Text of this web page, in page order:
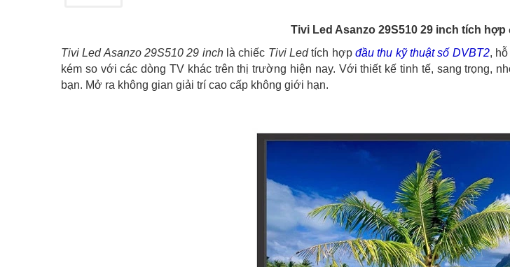
Tivi Led Asanzo 29S510 29 inch tích hợp
Tivi Led Asanzo 29S510 29 inchlà chiếc Tivi Ledtích hợpđầu thu kỹ thuật số DVBT2,
kém so với các dòng TV khác trên thị trường hiện nay. Với thiết kế tinh tế, sang trọng,
bạn. Mở ra không gian giải trí cao cấp không giới hạn.